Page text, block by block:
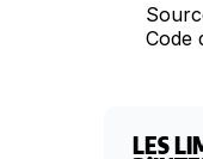
Code
LES